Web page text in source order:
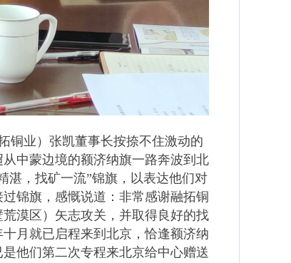
铜业）张凯董事长按捺不住激动的
中蒙边境的额济纳旗一路奔波到北
湛，找矿一流”锦旗，以表达他们对
锦旗，感慨说道：非常感谢融拓铜
漠区）矢志攻关，并取得良好的找
月就已启程来到北京，恰逢额济纳
他们第二次专程来北京给中心赠送